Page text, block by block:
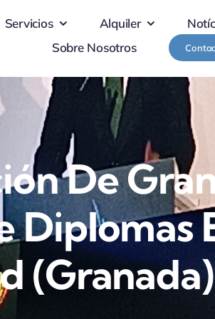
Servicios Alquiler
Sobre Nosotros
De
Diplomas
(Granada)